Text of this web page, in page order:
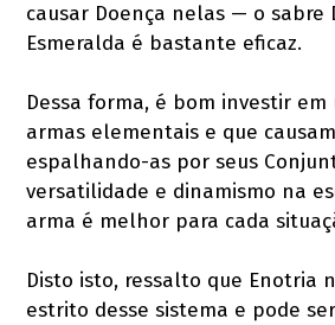
causar Doença nelas — o sabre
Esmeralda é bastante eficaz.
Dessa forma, é bom investir em
armas elementais e que
espalhando-as por seus
versatilidade e dinamismo na
arma é melhor para cada
Disto isto, ressalto que Enotria
estrito desse sistema e pode